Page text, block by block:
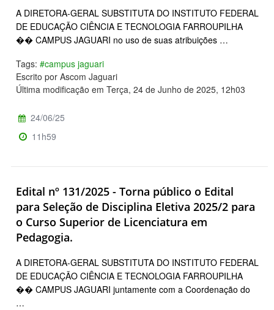
A DIRETORA-GERAL SUBSTITUTA DO INSTITUTO FEDERAL
DE EDUCAÇÃO CIÊNCIA E TECNOLOGIA FARROUPILHA
�� CAMPUS JAGUARI no uso de suas atribuições …
Tags: #campus jaguari
Escrito por Ascom Jaguari
Última modificação em Terça, 24 de Junho de 2025, 12h03
24/06/25
11h59
Edital nº 131/2025 - Torna público o Edital
para Seleção de Disciplina Eletiva 2025/2 para
o Curso Superior de Licenciatura em
Pedagogia.
A DIRETORA-GERAL SUBSTITUTA DO INSTITUTO FEDERAL
DE EDUCAÇÃO CIÊNCIA E TECNOLOGIA FARROUPILHA
�� CAMPUS JAGUARI juntamente com a Coordenação do
…